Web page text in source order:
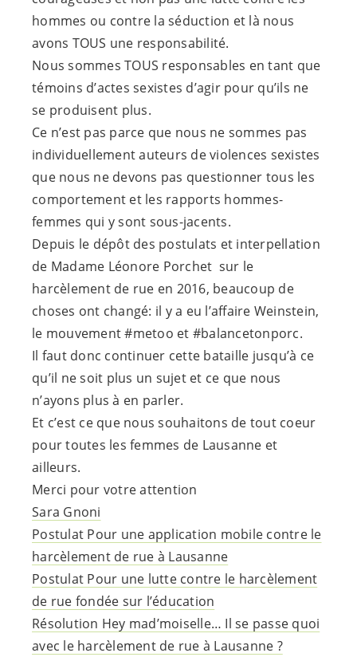
hommes ou contre la séduction et là nous
avons TOUS une responsabilité.
Nous sommes TOUS responsables en tant que
témoins d’actes sexistes d’agir pour qu’ils ne
se produisent plus.
Ce n’est pas parce que nous ne sommes pas
individuellement auteurs de violences sexistes
que nous ne devons pas questionner tous les
comportement et les rapports hommes-
femmes qui y sont sous-jacents.
Depuis le dépôt des postulats et interpellation
de Madame Léonore Porchet sur le
harcèlement de rue en 2016, beaucoup de
choses ont changé: il y a eu l’affaire Weinstein,
le mouvement #metoo et #balancetonporc.
Il faut donc continuer cette bataille jusqu’à ce
qu’il ne soit plus un sujet et ce que nous
n’ayons plus à en parler.
Et c’est ce que nous souhaitons de tout coeur
pour toutes les femmes de Lausanne et
ailleurs.
Merci pour votre attention
Sara Gnoni
Postulat Pour une application mobile contre le
harcèlement de rue à Lausanne
Postulat Pour une lutte contre le harcèlement
de rue fondée sur l’éducation
Résolution Hey mad’moiselle… Il se passe quoi
avec le harcèlement de rue à Lausanne ?